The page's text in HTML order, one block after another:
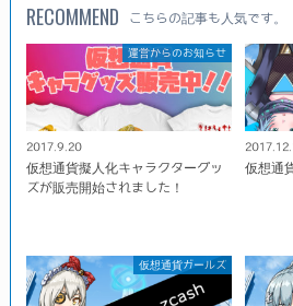
RECOMMEND こちらの記事も人気です。
運営からのお知らせ
2017.9.20
仮想通貨擬人化キャラクターグッ
ズが販売開始されました！
仮想通
仮想通貨ガールズ